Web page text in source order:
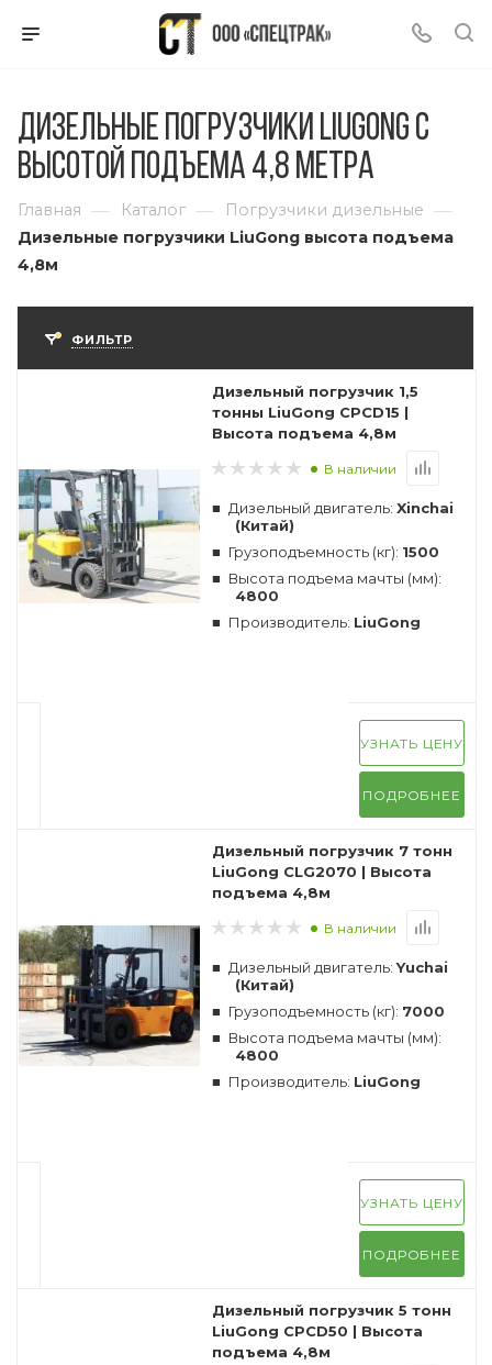
Дизельные погрузчики LiuGong с
высотой подъема 4,8 метра
Главная — Каталог — Погрузчики дизельные —
Дизельные погрузчики LiuGong высота подъема
4,8м
ФИЛЬТР
Дизельный погрузчик 1,5
тонны LiuGong CPCD15 |
Высота подъема 4,8м
В наличии
Дизельный двигатель: Xinchai
(Китай)
Грузоподъемность (кг): 1500
Высота подъема мачты (мм):
4800
Производитель: LiuGong
УЗНАТЬ ЦЕНУ
ПОДРОБНЕЕ
Дизельный погрузчик 7 тонн
LiuGong CLG2070 | Высота
подъема 4,8м
В наличии
Дизельный двигатель:Yuchai
(Китай)
Грузоподъемность (кг): 7000
Высота подъема мачты (мм):
4800
Производитель: LiuGong
УЗНАТЬ ЦЕНУ
ПОДРОБНЕЕ
Дизельный погрузчик 5 тонн
LiuGong CPCD50 | Высота
подъема 4,8м